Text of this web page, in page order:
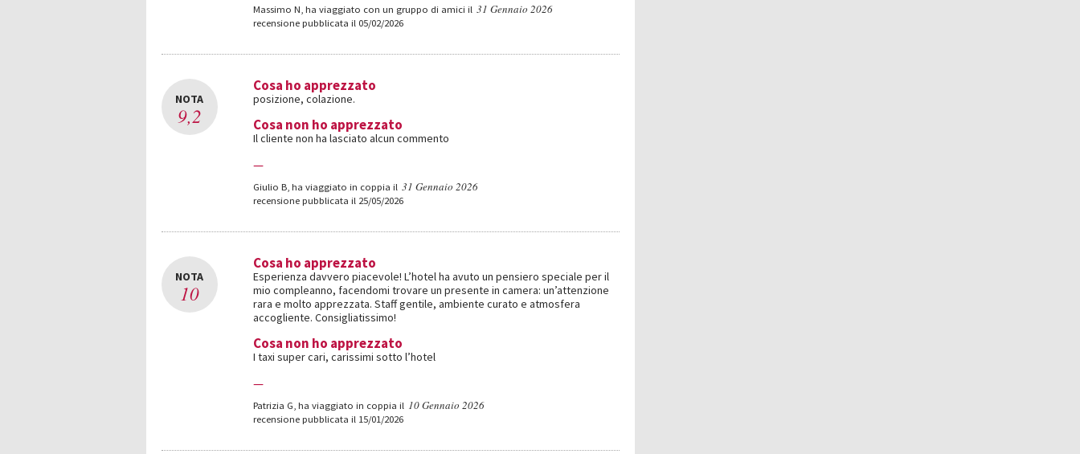
Massimo N ha viaggiato con un gruppo di amici il 31 Gennaio 2026
recensione pubblicata il 05/02/2026
NOTA
9,2
Cosa ho apprezzato
posizione, colazione.
Cosa non ho apprezzato
Il cliente non ha lasciato alcun commento
—
Giulio B, ha viaggiato in coppia il 31 Gennaio 2026
recensione pubblicata il 25/05/2026
NOTA
10
Cosa ho apprezzato
Esperienza davvero piacevole! L’hotel ha avuto un pensiero speciale per il
mio compleanno, facendomi trovare un presente in camera: un’attenzione
rara e molto apprezzata. Staff gentile, ambiente curato e atmosfera
accogliente. Consigliatissimo!
Cosa non ho apprezzato
I taxi super cari, carissimi sotto l’hotel
—
Patrizia G ha viaggiato in coppia il 10 Gennaio 2026
recensione pubblicata il 15/01/2026